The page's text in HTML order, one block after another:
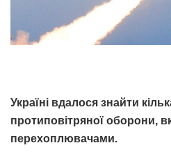
Україні вдалося знайти
протиповітряної оборони,
перехоплювачами.